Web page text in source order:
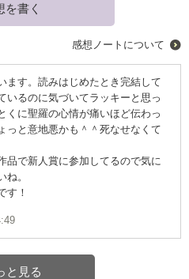
を書く
感想ノートについて
ます。読みはじめたとき完結して
いるのに気づいてラッキーと思っ
くに聖羅の心情が痛いほど伝わっ
っと意地悪かも＾＾死なせなくて
品で新人賞に参加してるので気に
ね。
す！
と見る